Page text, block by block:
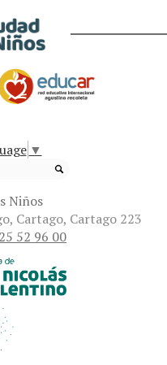
▼
Niños
Cartago, Cartago 223
52 96 00